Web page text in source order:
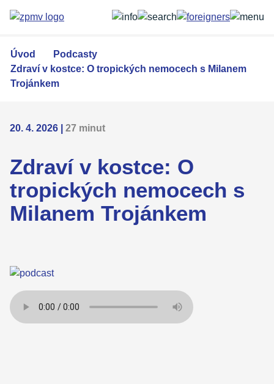
obsahu
Úvod
Podcasty
Zdraví v kostce: O tropických nemocech s Milanem
Trojánkem
20. 4. 2026 27 minut
Zdraví v kostce: O
tropických nemocech s
Milanem Trojánkem